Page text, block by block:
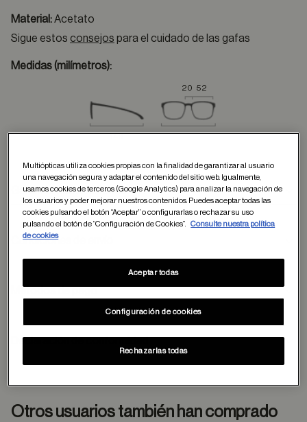
Material:Acetato
Sigue estos consejos para el cuidado de las gafas
Medidas (milímetros):
20 52
140
Garantía y devoluciones
de contacto
Condiciones de envío
Declaración de conformidad
Otros usuarios también han comprado
Multiópticas utiliza cookies propias con la finalidad de garantizar al usuario
una navegación segura y adaptar el contenido del sitio web. Igualmente,
usamos cookies de terceros (Google Analytics) para analizar la navegación de
los usuarios y poder mejorar nuestros contenidos. Puedes aceptar todas las
cookies pulsando el botón “Aceptar” o configurarlas o rechazar su uso
pulsando el botón de “Configuración de Cookies”.
Consulte nuestra política
de cookies
Configuración de cookies
Rechazarlas todas
Aceptar todas